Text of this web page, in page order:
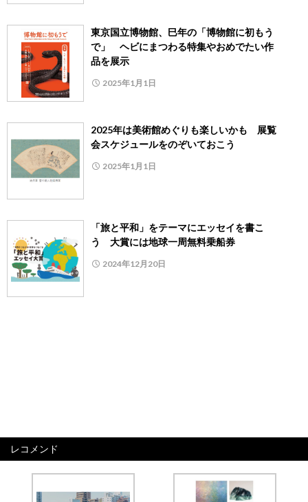
東京国立博物館、巳年の「博物館に初もう
で」 ヘビにまつわる特集やおめでたい作
品を展示
2025年1月1日
2025年は美術館めぐりも楽しいかも 展覧
会スケジュールをのぞいておこう
2025年1月1日
「旅と平和」をテーマにエッセイを書こ
う 大賞には地球一周無料乗船券
2024年12月20日
レコメンド